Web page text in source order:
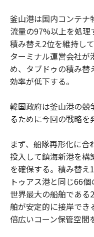
釜山港は国内コンテ
流量の97%以上を処
積み替え2位を維持し
ターミナル運営会社が
め、タブドゥの積み
効率が低下する。
韓国政府は釜山港の競
るために今回の戦略を
まず、船隊再形化に
投入して鎮海新港を構
を確保する。積み替
トゥアス港と同じ66
世界最大の船舶であ
舶が安定的に接岸でき
倍広いコーン保管空間